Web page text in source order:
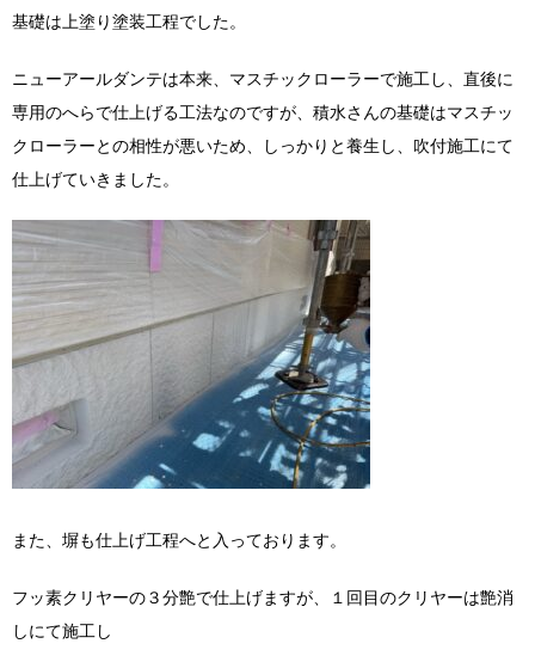
基礎は上塗り塗装工程でした。
ニューアールダンテは本来、マスチックローラーで施工し、直後に
専用のへらで仕上げる工法なのですが、積水さんの基礎はマスチッ
クローラーとの相性が悪いため、しっかりと養生し、吹付施工にて
仕上げていきました。
また、塀も仕上げ工程へと入っております。
フッ素クリヤーの３分艶で仕上げますが、１回目のクリヤーは艶消
しにて施工し